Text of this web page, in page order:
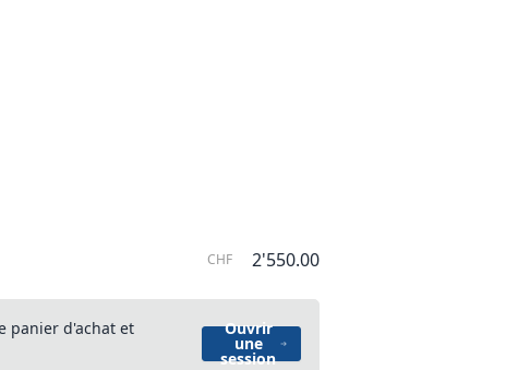
CHF 2'550.00
panier d'achat et
Ouvrir
une
session